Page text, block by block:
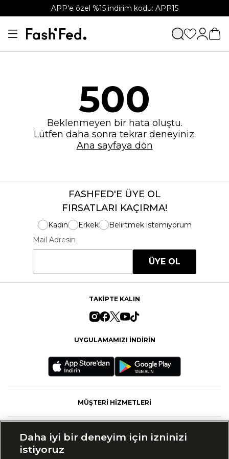
APP'e özel %15 indirim kodu: APP15
500
Beklenmeyen bir hata oluştu.
Lütfen daha sonra tekrar deneyiniz.
Ana sayfaya dön
FASHFED'E ÜYE OL
FIRSATLARI KAÇIRMA!
Kadın Erkek
Belirtmek istemiyorum
Mail Adresin
ÜYE OL
TAKİPTE KALIN
UYGULAMAMIZI İNDİRİN
MÜŞTERİ HİZMETLERİ
Daha iyi bir deneyim için izninizi
istiyoruz